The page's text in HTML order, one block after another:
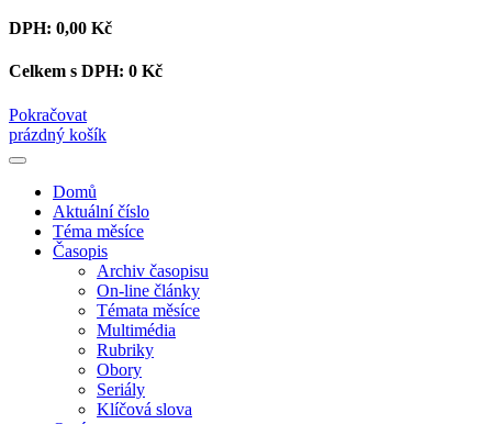
DPH: 0,00 Kč
Celkem s DPH: 0 Kč
Pokračovat
prázdný košík
Domů
Aktuální číslo
Téma měsíce
Časopis
Archiv časopisu
On-line články
Témata měsíce
Multimédia
Rubriky
Obory
Seriály
Klíčová slova